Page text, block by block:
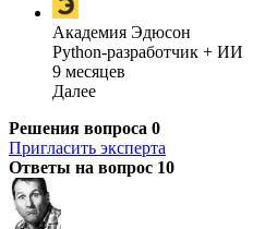
Академия Эдюсон
Python-разработчик + ИИ
9 месяцев
Далее
Решения вопроса 0
Пригласить эксперта
Ответы на вопрос 10